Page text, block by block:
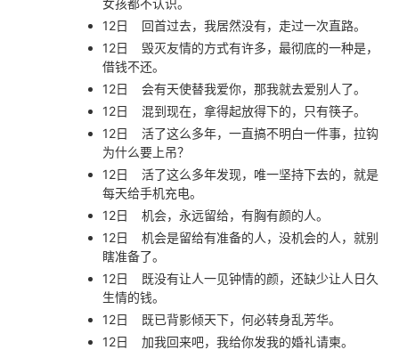
女孩都不认识。
12日
回首过去，我居然没有，走过一次直路。
12日
毁灭友情的方式有许多，最彻底的一种是，
借钱不还。
12日
会有天使替我爱你，那我就去爱别人了。
12日
混到现在，拿得起放得下的，只有筷子。
12日
活了这么多年，一直搞不明白一件事，拉钩
为什么要上吊？
12日
活了这么多年发现，唯一坚持下去的，就是
每天给手机充电。
12日
机会，永远留给，有胸有颜的人。
12日
机会是留给有准备的人，没机会的人，就别
瞎准备了。
12日
既没有让人一见钟情的颜，还缺少让人日久
生情的钱。
12日
既已背影倾天下，何必转身乱芳华。
12日
加我回来吧，我给你发我的婚礼请柬。